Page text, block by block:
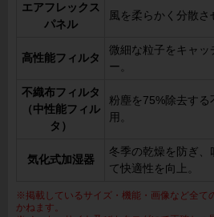
エアフレックス
パネル
風を柔らかく分散さ
高性能フィルタ
微細な粒子をキャッ
ー。
不織布フィルタ
（中性能フィル
タ）
粉塵を75%除去す
用。
気化式加湿器
冬季の乾燥を防ぎ、
て快適性を向上。
※掲載しているサイズ・機能・画像など全て
かねます。